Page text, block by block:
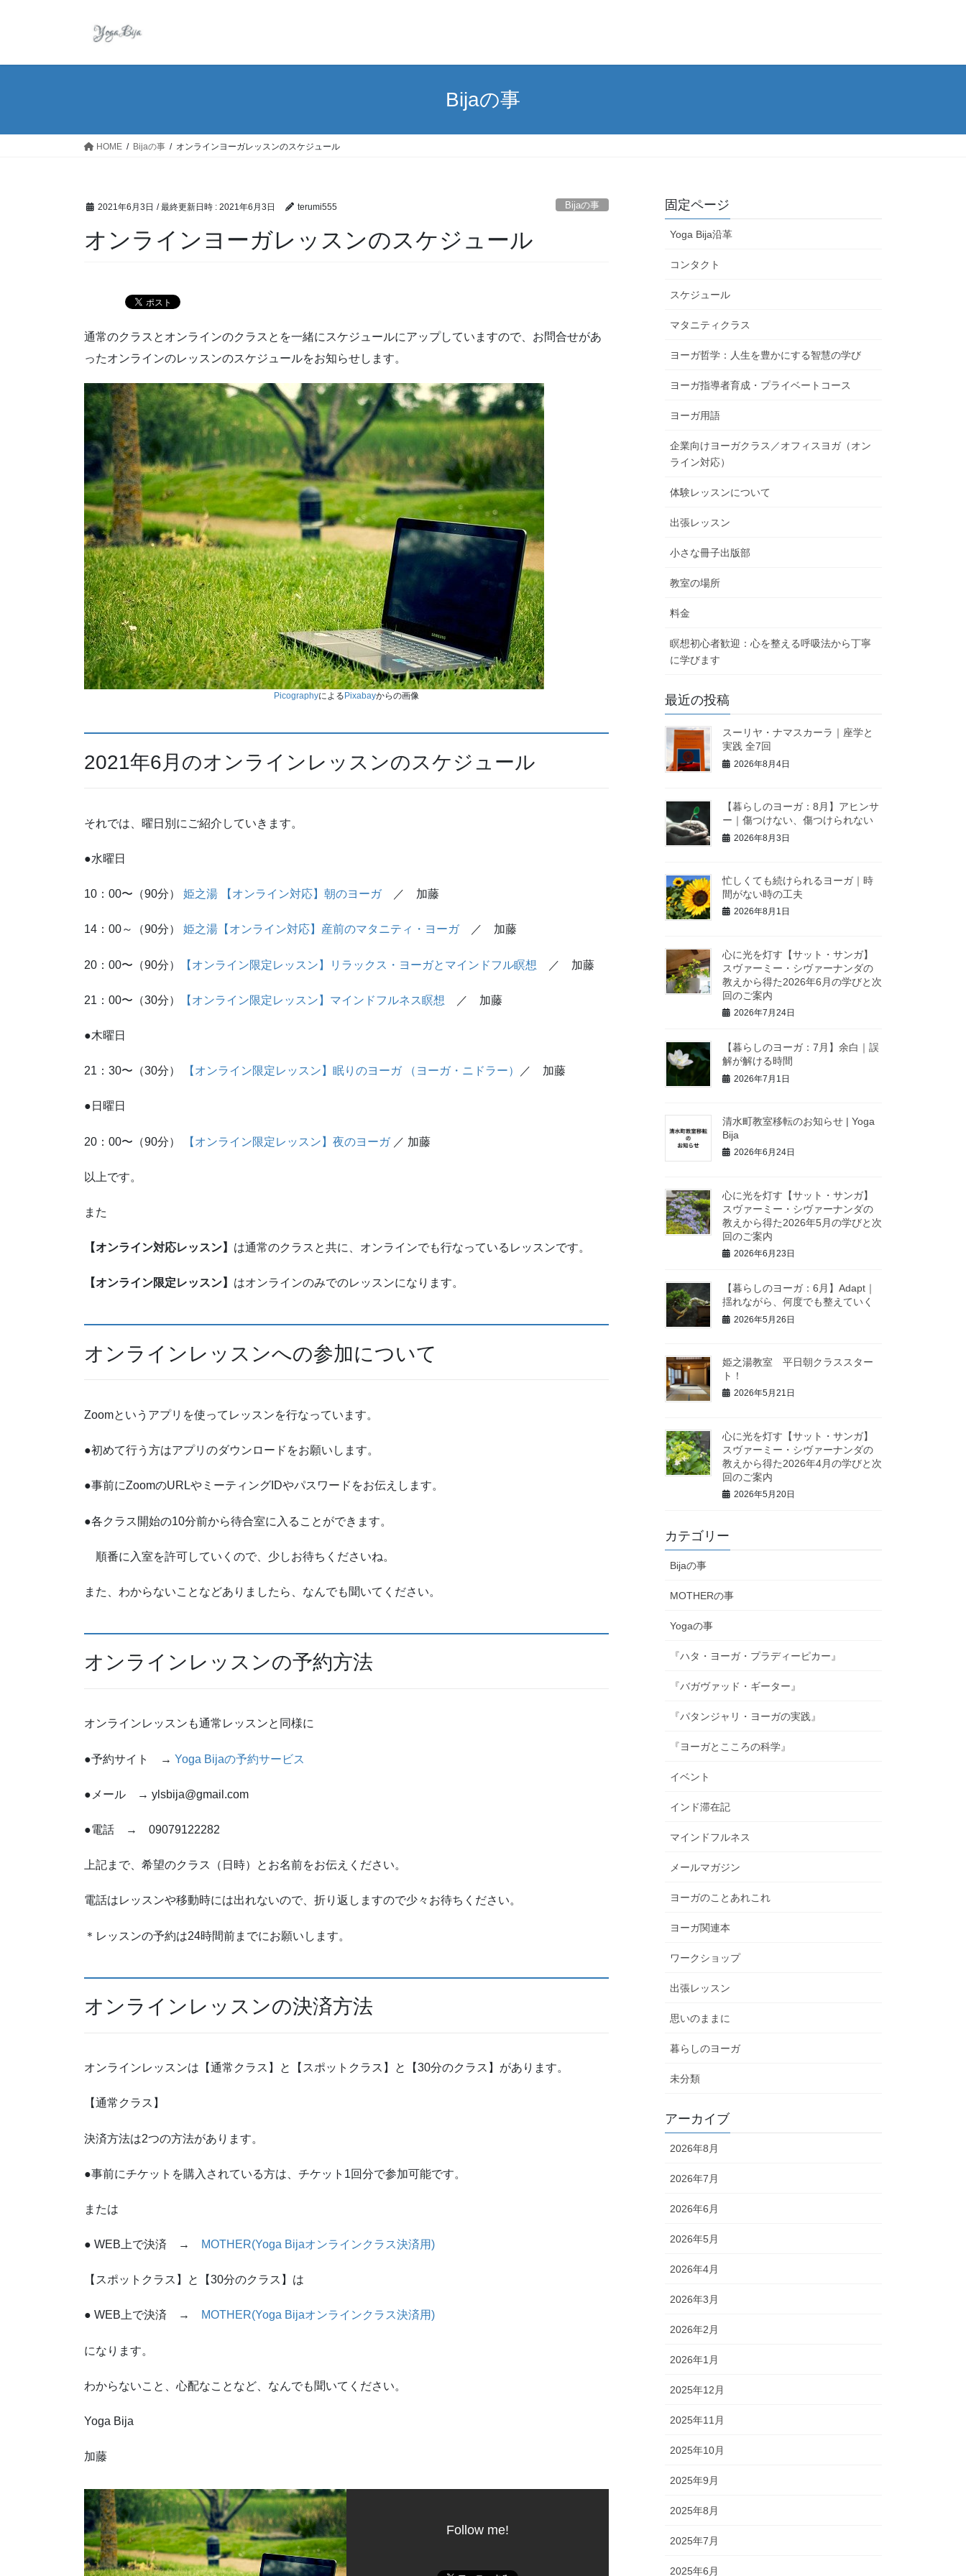
Bijaの事
HOME Bijaの事 オンラインヨーガレッスンのスケジュール
2021年6月3日 / 最終更新日時 : 2021年6月3日 terumi555 Bijaの事
オンラインヨーガレッスンのスケジュール
通常のクラスとオンラインのクラスとを一緒にスケジュールにアップしていますので、お問合せがあ
ったオンラインのレッスンのスケジュールをお知らせします。
Picographyによる Pixabayからの画像
2021年6月のオンラインレッスンのスケジュール
それでは、曜日別にご紹介していきます。
●水曜日
10：00〜（90分） 姫之湯 【オンライン対応】朝のヨーガ／ 加藤
14：00～（90分） 姫之湯【オンライン対応】産前のマタニティ・ヨーガ／ 加藤
20：00〜（90分） 【オンライン限定レッスン】リラックス・ヨーガとマインドフル瞑想 ／ 加藤
21：00〜（30分） 【 オンライン限定レッスン】マインドフルネス瞑想 ／ 加藤
●木曜日
21：30〜（30分） 【オンライン限定レッスン】眠りのヨーガ （ヨーガ・ニドラー） ／ 加藤
●日曜日
20：00〜（90分） 【オンライン限定レッスン】夜のヨーガ／ 加藤
以上です。
また
【オンライン対応レッスン】 は通常のクラスと共に、オンラインでも行なっているレッスンです。
【オンライン限定レッスン】 はオンラインのみでのレッスンになります。
オンラインレッスンへの参加について
Zoomというアプリを使ってレッスンを行なっています。
●初めて行う方はアプリのダウンロードをお願いします。
●事前にZoomのURLやミーティングIDやパスワードをお伝えします。
●各クラス開始の10分前から待合室に入ることができます。
順番に入室を許可していくので、少しお待ちくださいね。
また、わからないことなどありましたら、なんでも聞いてください。
オンラインレッスンの予約方法
オンラインレッスンも通常レッスンと同様に
●予約サイト → Yoga Bijaの予約サービス
●メール → ylsbija@gmail.com
●電話 → 09079122282
上記まで、希望のクラス（日時）とお名前をお伝えください。
電話はレッスンや移動時には出れないので、折り返しますので少々お待ちください。
＊レッスンの予約は24時間前までにお願いします。
オンラインレッスンの決済方法
オンラインレッスンは【通常クラス】と【スポットクラス】と【30分のクラス】があります。
【通常クラス】
決済方法は2つの方法があります。
●事前にチケットを購入されている方は、チケット1回分で参加可能です。
または
● WEB上で決済 → MOTHER(Yoga Bijaオンラインクラス決済用)
【スポットクラス】と【30分のクラス】は
● WEB上で決済 → MOTHER(Yoga Bijaオンラインクラス決済用)
になります。
わからないこと、心配なことなど、なんでも聞いてください。
Yoga Bija
加藤
Follow me!
固定ページ
Yoga Bija沿革
コンタクト
スケジュール
マタニティクラス
ヨーガ哲学：人生を豊かにする智慧の学び
ヨーガ指導者育成・プライベートコース
ヨーガ用語
企業向けヨーガクラス／オフィスヨガ（オン
ライン対応）
体験レッスンについて
出張レッスン
小さな冊子出版部
教室の場所
料金
瞑想初心者歓迎：心を整える呼吸法から丁寧
に学びます
最近の投稿
スーリヤ・ナマスカーラ｜座学と
実践 全7回
2026年8月4日
【暮らしのヨーガ：8月】アヒンサ
ー｜傷つけない、傷つけられない
2026年8月3日
忙しくても続けられるヨーガ｜時
間がない時の工夫
2026年8月1日
心に光を灯す【サット・サンガ】
スヴァーミー・シヴァーナンダの
教えから得た2026年6月の学びと次
回のご案内
2026年7月24日
【暮らしのヨーガ：7月】余白｜誤
解が解ける時間
2026年7月1日
清水町教室移転のお知らせ | Yoga
Bija
2026年6月24日
心に光を灯す【サット・サンガ】
スヴァーミー・シヴァーナンダの
教えから得た2026年5月の学びと次
回のご案内
2026年6月23日
【暮らしのヨーガ：6月】Adapt｜
揺れながら、何度でも整えていく
2026年5月26日
姫之湯教室 平日朝クラススター
ト！
2026年5月21日
心に光を灯す【サット・サンガ】
スヴァーミー・シヴァーナンダの
教えから得た2026年4月の学びと次
回のご案内
2026年5月20日
カテゴリー
Bijaの事
MOTHERの事
Yogaの事
『ハタ・ヨーガ・プラディーピカー』
『バガヴァッド・ギーター』
『パタンジャリ・ヨーガの実践』
『ヨーガとこころの科学』
イベント
インド滞在記
マインドフルネス
メールマガジン
ヨーガのことあれこれ
ヨーガ関連本
ワークショップ
出張レッスン
思いのままに
暮らしのヨーガ
未分類
アーカイブ
2026年8月
2026年7月
2026年6月
2026年5月
2026年4月
2026年3月
2026年2月
2026年1月
2025年12月
2025年11月
2025年10月
2025年9月
2025年8月
2025年7月
2025年6月